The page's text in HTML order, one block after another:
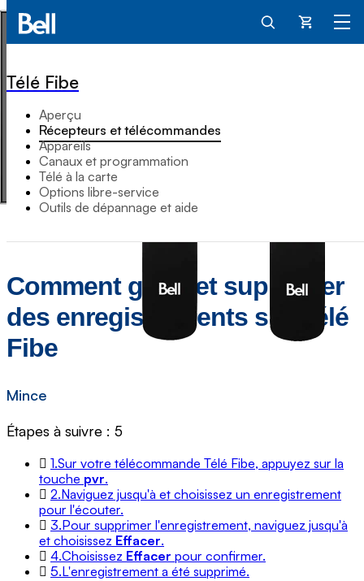
Panier
Télé Fibe
Aperçu
Récepteurs et télécommandes
Appareils
Canaux et programmation
Télé à la carte
Options libre-service
Outils de dépannage et aide
Comment gérer et supprimer
des enregistrements sur Télé
Fibe
Mince
Étapes à suivre : 5
1.Sur votre télécommande Télé Fibe, appuyez sur la
touche pvr.
2.Naviguez jusqu'à et choisissez un enregistrement
pour l'écouter.
3.Pour supprimer l'enregistrement, naviguez jusqu'à
et choisissez Effacer.
4.Choisissez Effacer pour confirmer.
5.L'enregistrement a été supprimé.